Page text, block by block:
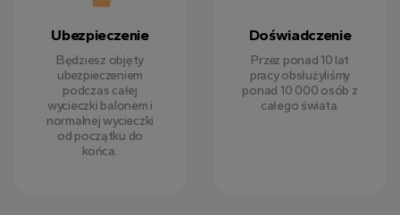
Ubezpieczenie
Będziesz objęty
ubezpieczeniem
podczas całej
wycieczki balonem i
normalnej wycieczki
od początku do
końca.
Doświadczenie
Przez ponad 10 lat
pracy obsłużyliśmy
ponad 10 000 osób z
całego świata.